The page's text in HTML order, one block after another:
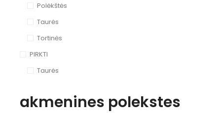
Polėkštės
Taurės
Tortinės
PIRKTI
Taurės
akmenines polekstes